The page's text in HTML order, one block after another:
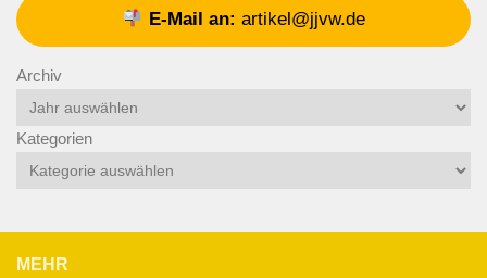
E-Mail an: artikel@jjvw.de
Archiv
Kategorien
MEHR